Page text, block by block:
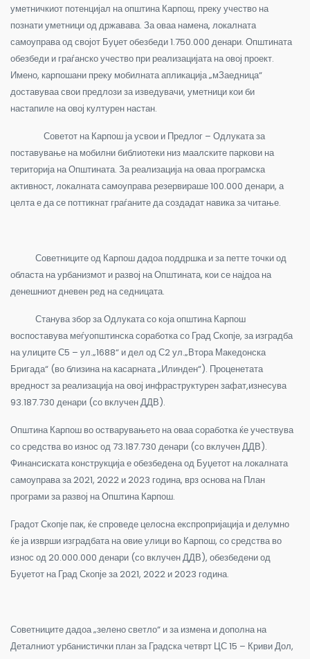
уметничкиот потенцијал на општина Карпош, преку учество на
познати уметници од државава. За оваа намена, локалната
самоуправа од својот Буџет обезбеди 1.750.000 денари. Општината
обезбеди и граѓанско учество при реализацијата на овој проект.
Имено, карпошани преку мобилната апликација „мЗаедница“
доставуваа свои предлози за изведувачи, уметници кои би
настапиле на овој културен настан.
Советот на Карпош ја усвои и Предлог – Одлуката за
поставување на мобилни библиотеки низ маалските паркови на
територија на Општината. За реализација на оваа програмска
активност, локалната самоуправа резервираше 100.000 денари, а
целта е да се поттикнат граѓаните да создадат навика за читање.
Советниците од Карпош дадоа поддршка и за петте точки од
областа на урбанизмот и развој на Општината, кои се најдоа на
денешниот дневен ред на седницата.
Станува збор за Одлуката со која општина Карпош
воспоставува меѓуопштинска соработка со Град Скопје, за изградба
на улиците С5 – ул.„1688“ и дел од С2 ул.„Втора Македонска
Бригада“ (во близина на касарната „Илинден“). Проценетата
вредност за реализација на овој инфраструктурен зафат,изнесува
93.187.730 денари (со вклучен ДДВ).
Општина Карпош во остварувањето на оваа соработка ќе учествува
со средства во износ од 73.187.730 денари (со вклучен ДДВ).
Финансиската конструкција е обезбедена од Буџетот на локалната
самоуправа за 2021, 2022 и 2023 година, врз основа на План
програми за развој на Општина Карпош.
Градот Скопје пак, ќе спроведе целосна експропријација и делумно
ќе ја изврши изградбата на овие улици во Карпош, со средства во
износ од 20.000.000 денари (со вклучен ДДВ), обезбедени од
Буџетот на Град Скопје за 2021, 2022 и 2023 година.
Советниците дадоа „зелено светло“ и за измена и дополна на
Деталниот урбанистички план за Градска четврт ЦС 15 – Криви Дол,